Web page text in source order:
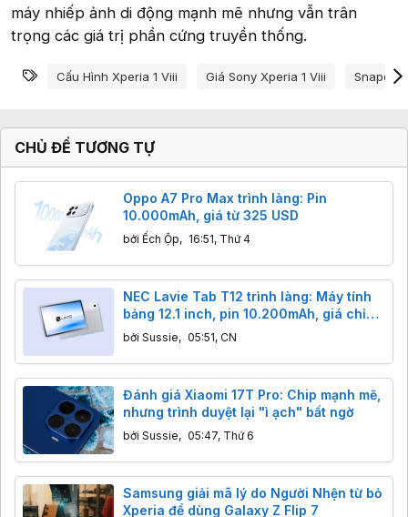
máy nhiếp ảnh di động mạnh mẽ nhưng vẫn trân
trọng các giá trị phần cứng truyền thống.
Từ khóa
Cấu Hình Xperia 1 Viii Giá Sony Xperia 1 Viii
CHỦ ĐỀ TƯƠNG TỰ
Oppo A7 Pro Max trình làng: Pin
10.000mAh, giá từ 325 USD
bởi Ếch Ộp, 16:51, Thứ 4
NEC Lavie Tab T12 trình làng: Máy tính
bảng 12.1 inch, pin 10.200mAh, giá chỉ
411 USD.
bởi Sussie, 05:51, CN
Đánh giá Xiaomi 17T Pro: Chip mạnh mẽ,
nhưng trình duyệt lại "ì ạch" bất ngờ
bởi Sussie, 05:47, Thứ 6
Samsung giải mã lý do Người Nhện từ bỏ
Xperia để dùng Galaxy Z Flip 7